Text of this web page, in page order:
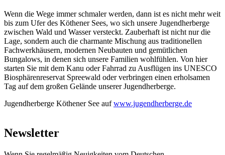
Wenn die Wege immer schmaler werden, dann ist es nicht mehr weit
bis zum Ufer des Köthener Sees, wo sich unsere Jugendherberge
zwischen Wald und Wasser versteckt. Zauberhaft ist nicht nur die
Lage, sondern auch die charmante Mischung aus traditionellen
Fachwerkhäusern, modernen Neubauten und gemütlichen
Bungalows, in denen sich unsere Familien wohlfühlen. Von hier
starten Sie mit dem Kanu oder Fahrrad zu Ausflügen ins UNESCO
Biosphärenreservat Spreewald oder verbringen einen erholsamen
Tag auf dem großen Gelände unserer Jugendherberge.
Jugendherberge Köthener See aufwww.jugendherberge.de
Newsletter